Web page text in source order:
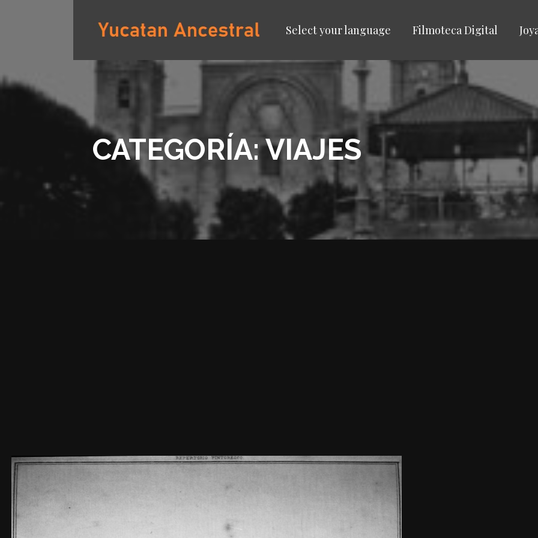
YUCATAN ANCESTRAL
Select your language Filmoteca Digital
CATEGORÍA: VIAJES